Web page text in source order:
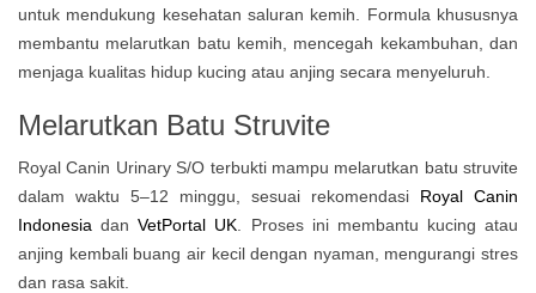
untuk mendukung kesehatan saluran kemih. Formula khususnya
membantu melarutkan batu kemih, mencegah kekambuhan, dan
menjaga kualitas hidup kucing atau anjing secara menyeluruh.
Melarutkan Batu Struvite
Royal Canin Urinary S/O terbukti mampu melarutkan batu struvite
dalam waktu 5–12 minggu, sesuai rekomendasi
Royal Canin
Indonesia dan VetPortal UK . Proses ini membantu kucing atau
anjing kembali buang air kecil dengan nyaman, mengurangi stres
dan rasa sakit.